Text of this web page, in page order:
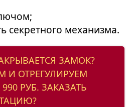
секретного механизма.
ЗАМОК?
И ОТРЕГУЛИРУЕМ
РУБ. ЗАКАЗАТЬ